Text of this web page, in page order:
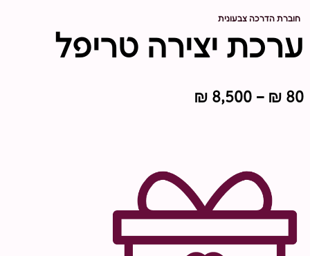
חוברת הדרכה צבעונית
ערכת יצירה טריפל
₪ 80
–
₪ 8,500
טווח